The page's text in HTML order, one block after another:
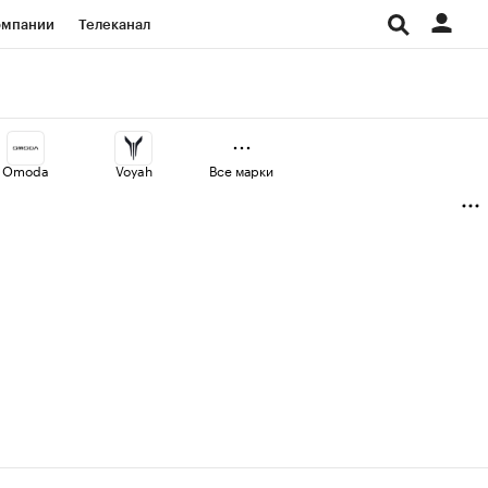
Телеканал
Проверка контрагентов
Omoda Voyah Все марки